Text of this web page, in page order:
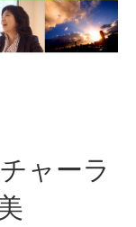
ャーラ